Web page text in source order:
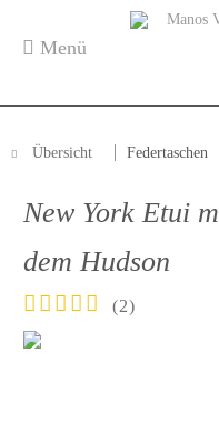
Menü
Übersicht Federtaschen
New York Etui
dem Hudson
(2)